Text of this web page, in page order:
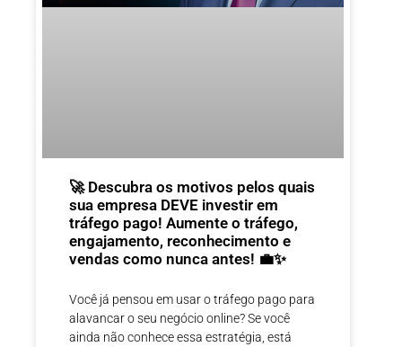
🚀 Descubra os motivos pelos quais
sua empresa DEVE investir em
tráfego pago! Aumente o tráfego,
engajamento, reconhecimento e
vendas como nunca antes! 💼✨
Você já pensou em usar o tráfego pago para
alavancar o seu negócio online? Se você
ainda não conhece essa estratégia, está